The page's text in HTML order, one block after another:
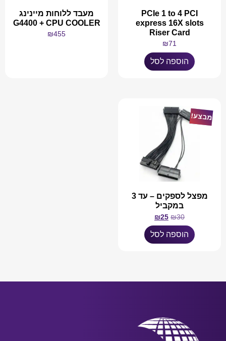
PCIe 1 to 4 PCI
express 16X slots
Riser Card
₪71
הוספה לסל
מעבד ללוחות מיינינג
G4400 + CPU COOLER
₪455
מבצע!
מפצל לספקים – עד 3
במקביל
₪30
₪25
הוספה לסל